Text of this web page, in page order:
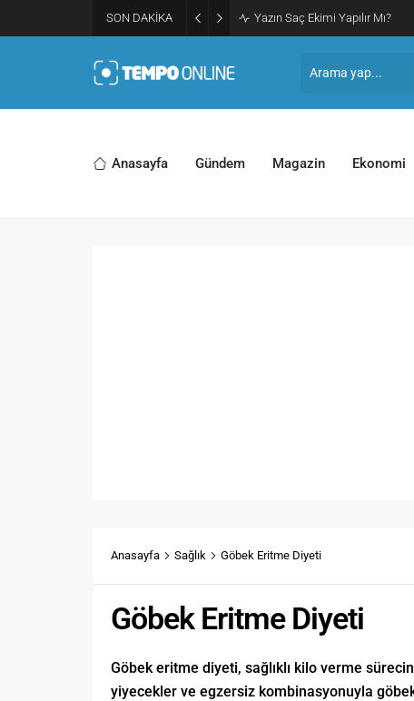
SON DAKİKA Yazın Saç Ekimi Yapılır Mı?
Anasayfa Gündem Magazin Ekonomi
Anasayfa Sağlık Göbek Eritme Diyeti
Göbek Eritme Diyeti
Göbek eritme diyeti, sağlıklı kilo verme
yiyecekler ve egzersiz kombinasyonuyla